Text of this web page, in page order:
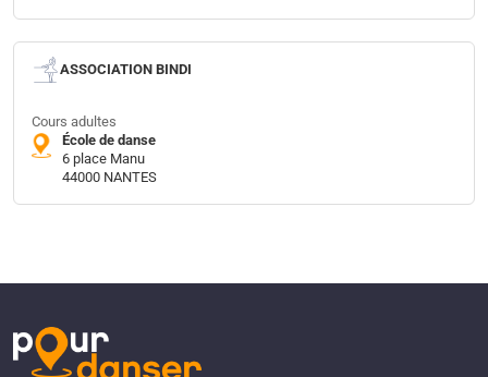
ASSOCIATION BINDI
Cours adultes
École de danse
6 place Manu
44000 NANTES